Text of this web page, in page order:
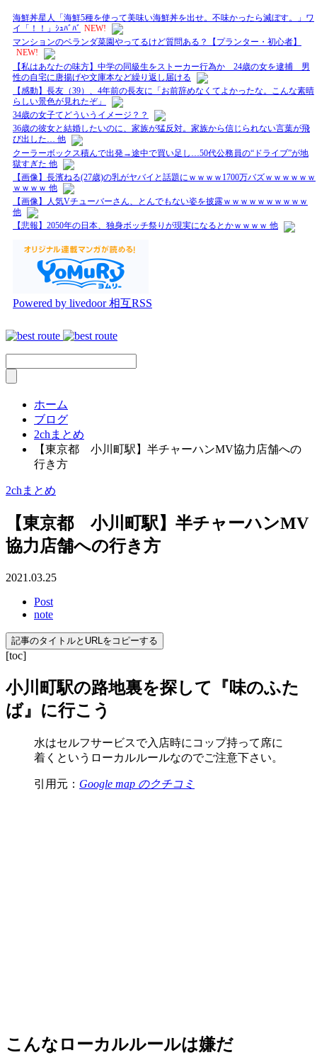
海鮮丼星人「海鮮5種を使って美味い海鮮丼を出せ。不味かったら滅ぼす。」ワ
イ「！！」ｼｭﾊﾞﾊﾞ NEW!
マンションのベランダ菜園やってるけど質問ある？【プランター・初心者】
NEW!
【私はあなたの味方】中学の同級生をストーカー行為か 24歳の女を逮捕 男
性の自宅に唐揚げや文庫本など繰り返し届ける
【感動】長友（39）、4年前の長友に「お前辞めなくてよかったな。こんな素晴
らしい景色が見れたぞ」
34歳の女子てどういうイメージ？？
36歳の彼女と結婚したいのに、家族が猛反対。家族から信じられない言葉が飛
び出した… 他
クーラーボックス積んで出発→途中で買い足し…50代公務員の“ドライブ”が地
獄すぎた 他
【画像】長濱ねる(27歳)の乳がヤバイと話題にｗｗｗｗ1700万バズｗｗｗｗｗｗ
ｗｗｗｗ 他
【画像】人気Vチューバーさん、とんでもない姿を披露ｗｗｗｗｗｗｗｗｗｗ
他
【悲報】2050年の日本、独身ボッチ祭りが現実になるとかｗｗｗｗ 他
Powered by livedoor 相互RSS
ホーム
ブログ
2chまとめ
【東京都 小川町駅】半チャーハンMV協力店舗への
行き方
2chまとめ
【東京都 小川町駅】半チャーハンMV
協力店舗への行き方
2021.03.25
Post
note
記事のタイトルとURLをコピーする
[toc]
小川町駅の路地裏を探して『味のふた
ば』に行こう
水はセルフサービスで入店時にコップ持って席に
着くというローカルルールなのでご注意下さい。
引用元： Google map のクチコミ
こんなローカルルールは嫌だ